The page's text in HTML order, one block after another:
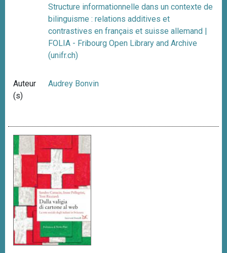
Structure informationnelle dans un contexte de
bilinguisme : relations additives et
contrastives en français et suisse allemand |
FOLIA - Fribourg Open Library and Archive
(unifr.ch)
Auteur
(s)
Audrey Bonvin